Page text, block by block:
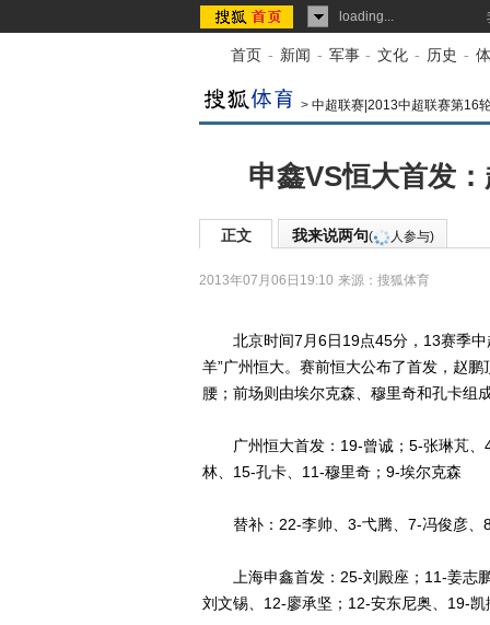
loading...
首页 - 新闻 - 军事 - 文化 - 历史 -
> 中超联赛|2013中超联赛第16
申鑫VS恒大首发
正文 我来说两句( 人参与)
2013年07月06日19:10 来源： 搜狐体育
北京时间7月6日19点45分，13赛季中
羊”广州恒大。赛前恒大公布了首发，赵
腰；前场则由埃尔克森、穆里奇和孔卡组
广州恒大首发：19-曾诚；5-张琳芃、
林、15-孔卡、11-穆里奇；9-埃尔克森
替补：22-李帅、3-弋腾、7-冯俊彦、
上海申鑫首发：25-刘殿座；11-姜志鹏
刘文锡、12-廖承坚；12-安东尼奥、19-凯